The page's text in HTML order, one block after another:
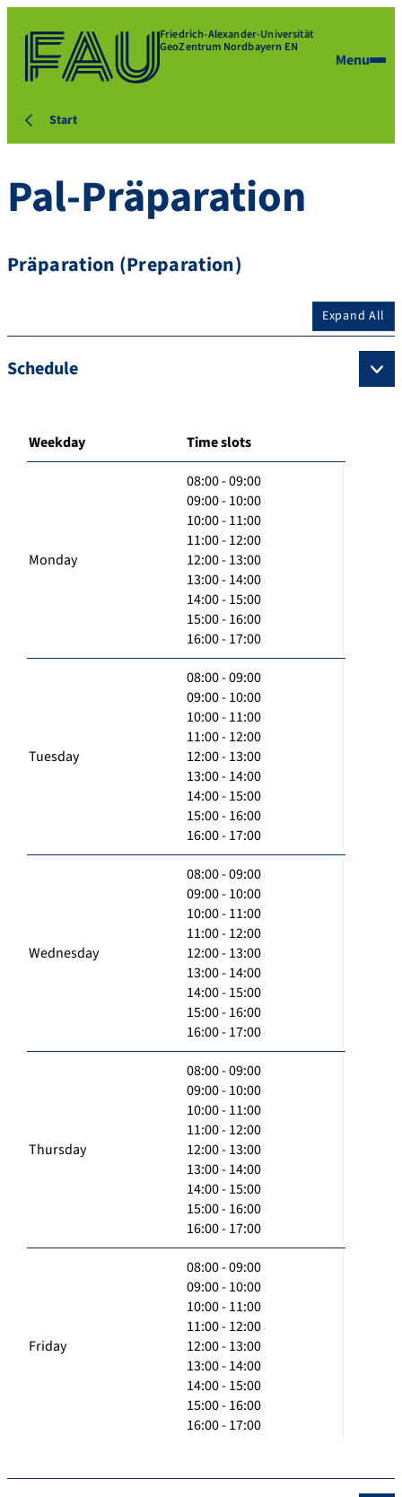
Friedrich-Alexander-Universität
GeoZentrum Nordbayern EN
Menu
Start
Pal-Präparation
Präparation (Preparation)
Expand All
Schedule
Weekday Time slots
Monday
08:00 - 09:00
09:00 - 10:00
10:00 - 11:00
11:00 - 12:00
12:00 - 13:00
13:00 - 14:00
14:00 - 15:00
15:00 - 16:00
16:00 - 17:00
Tuesday
08:00 - 09:00
09:00 - 10:00
10:00 - 11:00
11:00 - 12:00
12:00 - 13:00
13:00 - 14:00
14:00 - 15:00
15:00 - 16:00
16:00 - 17:00
Wednesday
08:00 - 09:00
09:00 - 10:00
10:00 - 11:00
11:00 - 12:00
12:00 - 13:00
13:00 - 14:00
14:00 - 15:00
15:00 - 16:00
16:00 - 17:00
Thursday
08:00 - 09:00
09:00 - 10:00
10:00 - 11:00
11:00 - 12:00
12:00 - 13:00
13:00 - 14:00
14:00 - 15:00
15:00 - 16:00
16:00 - 17:00
Friday
08:00 - 09:00
09:00 - 10:00
10:00 - 11:00
11:00 - 12:00
12:00 - 13:00
13:00 - 14:00
14:00 - 15:00
15:00 - 16:00
16:00 - 17:00